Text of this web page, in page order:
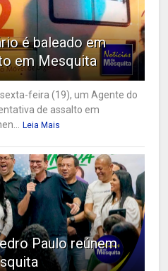
é baleado em
em Mesquita
feira (19), um Agente do
de assalto em
Leia Mais
Paulo reúnem